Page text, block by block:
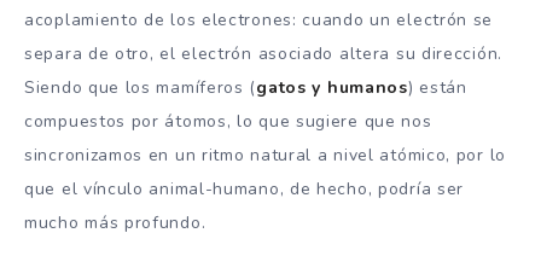
acoplamiento de los electrones: cuando un electrón se
separa de otro, el electrón asociado altera su dirección.
Siendo que los mamíferos (gatos y humanos) están
compuestos por átomos, lo que sugiere que nos
sincronizamos en un ritmo natural a nivel atómico, por lo
que el vínculo animal-humano, de hecho, podría ser
mucho más profundo.